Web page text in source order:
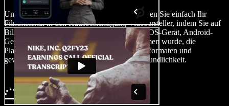
Um Ihre Videoerstellung zu starten, importieren Sie einfach Ihr
Filmmaterial in den Hausbesichtigung Videoersteller, indem Sie auf
Bilder/Videos tippen. Egal, ob es mit einem iOS-Gerät, Android-
Gerät oder einer anderen Kamera aufgenommen wurde, die
Plattform unterstützt eine Vielzahl von Videoformaten und
gewährleistet Kompatibilität und Benutzerfreundlichkeit.